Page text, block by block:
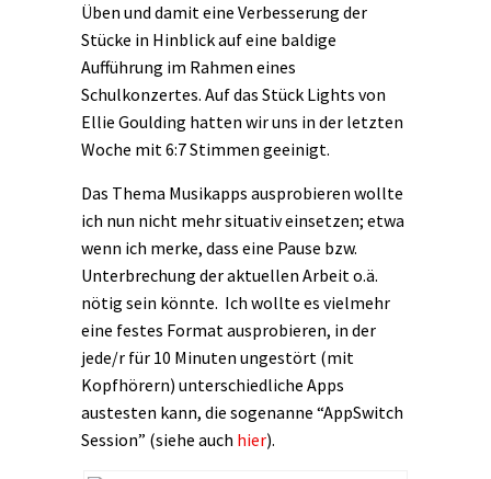
Üben und damit eine Verbesserung der
Stücke in Hinblick auf eine baldige
Aufführung im Rahmen eines
Schulkonzertes. Auf das Stück Lights von
Ellie Goulding hatten wir uns in der letzten
Woche mit 6:7 Stimmen geeinigt.
Das Thema Musikapps ausprobieren wollte
ich nun nicht mehr situativ einsetzen; etwa
wenn ich merke, dass eine Pause bzw.
Unterbrechung der aktuellen Arbeit o.ä.
nötig sein könnte. Ich wollte es vielmehr
eine festes Format ausprobieren, in der
jede/r für 10 Minuten ungestört (mit
Kopfhörern) unterschiedliche Apps
austesten kann, die sogenanne “AppSwitch
Session” (siehe auch hier).